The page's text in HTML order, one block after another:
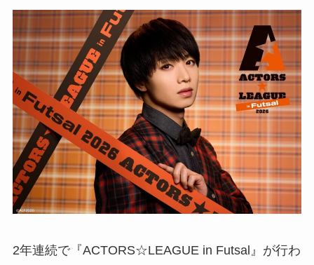
2年連続で『ACTORS☆LEAGUE in Futsal』が行わ